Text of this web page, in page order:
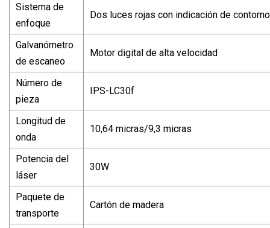
Sistema de
enfoque
Dos luces rojas con indicación de contorno
Galvanómetro
de escaneo
Motor digital de alta velocidad
Número de
pieza
IPS-LC30f
Longitud de
onda
10,64 micras/9,3 micras
Potencia del
láser
30W
Paquete de
transporte
Cartón de madera